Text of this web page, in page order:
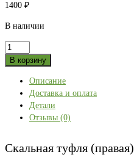
1400 ₽
В наличии
Количество
товара
туфля
(правая)
В корзину
Описание
Доставка и оплата
Детали
Отзывы (0)
Скальная туфля (правая)